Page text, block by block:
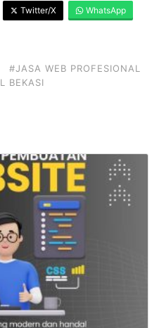
Twitter/X WhatsApp
#JASA WEB PROFESIONAL
BEKASI